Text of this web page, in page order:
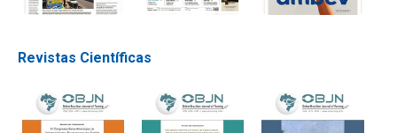
Revistas Científicas